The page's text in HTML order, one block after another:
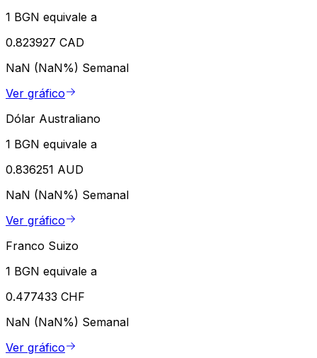
1 BGN equivale a
0.823927 CAD
NaN (NaN%) Semanal
Ver gráfico
Dólar Australiano
1 BGN equivale a
0.836251 AUD
NaN (NaN%) Semanal
Ver gráfico
Franco Suizo
1 BGN equivale a
0.477433 CHF
NaN (NaN%) Semanal
Ver gráfico